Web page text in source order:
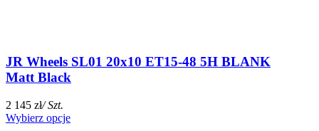
JR Wheels SL01 20x10 ET15-48 5H BLANK
Matt Black
2 145 zł/ Szt.
Wybierz opcje